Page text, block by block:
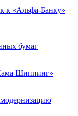
к «Альфа-Банку»
бумаг
Шиппинг»